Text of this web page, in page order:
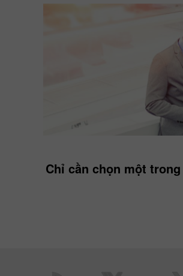
Chỉ cần chọn một